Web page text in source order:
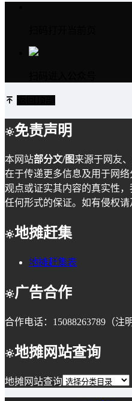
免责声明
本网站部分文/图来源于网友
在于传递更多信息及用于网
观点或证实其内容的真实性
任何形式的保证。如有侵权请
地摊赶集
地摊赶集表
广告合作
合作电话：15088263789（注
地摊网站查询
地摊网站查询